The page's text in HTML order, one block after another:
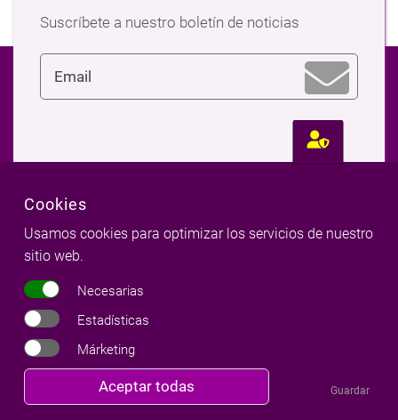
Suscríbete a nuestro boletín de noticias
Síguenos
En nuestros medios sociales
Cookies
Usamos cookies para optimizar los servicios de nuestro
sitio web.
Necesarias
Estadísticas
Márketing
Aceptar todas Guardar